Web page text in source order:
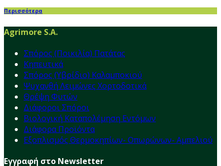
Περισσότερα
Agrimore S.A.
Σπόρος (Ποικιλία) Πατάτας
Κηπευτικά
Σπόρος (Υβρίδιο) Καλαμποκιού
Ψυχανθή Λειμώνες Χορτοδοτικά
Θρέψη Φυτών
Διάφοροι Σπόροι
Βιολογική Καταπολέμηση Εντόμων
Διάφορα Προϊόντα
Εξοπλισμός Θερμοκηπίων- Οπωρώνων- Αμπελιού
Εγγραφή στο Newsletter